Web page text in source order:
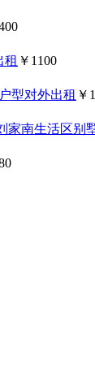
租 ￥1100
型对外出租 ￥
南生活区别